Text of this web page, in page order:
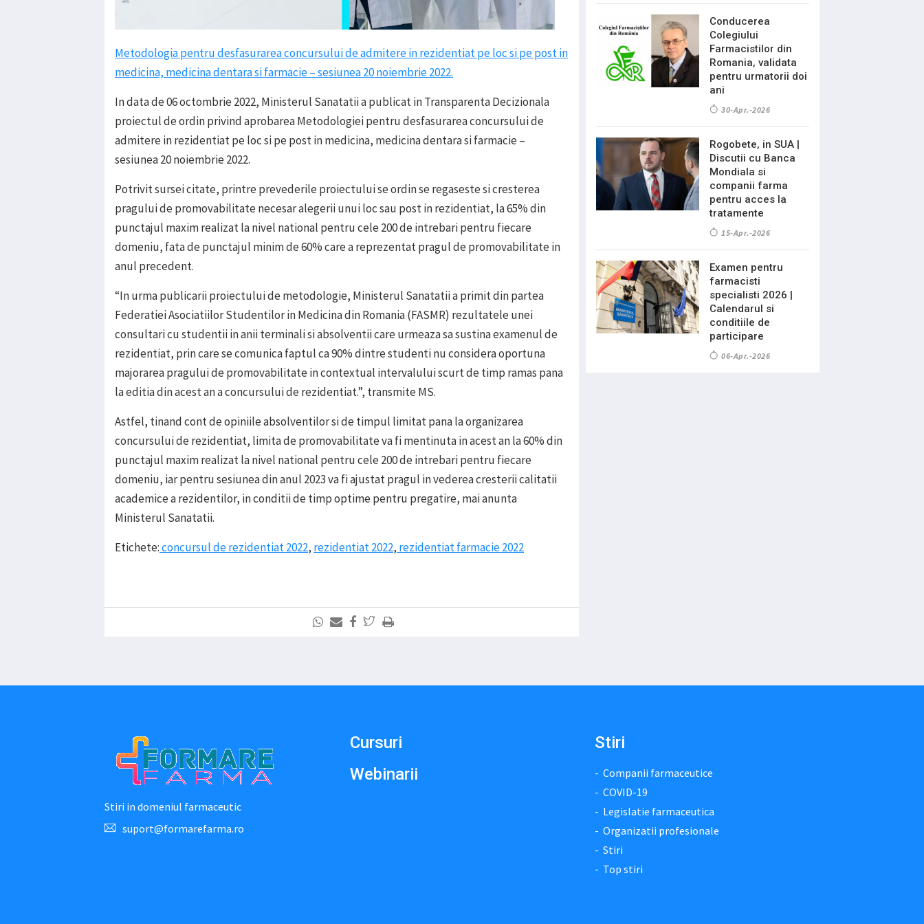
Metodologia pentru desfasurarea concursului de admitere in rezidentiat pe loc si pe post in
medicina, medicina dentara si farmacie – sesiunea 20 noiembrie 2022.
In data de 06 octombrie 2022, Ministerul Sanatatii a publicat in Transparenta Decizionala
proiectul de ordin privind aprobarea Metodologiei pentru desfasurarea concursului de
admitere in rezidentiat pe loc si pe post in medicina, medicina dentara si farmacie –
sesiunea 20 noiembrie 2022.
Potrivit sursei citate, printre prevederile proiectului se ordin se regaseste si cresterea
pragului de promovabilitate necesar alegerii unui loc sau post in rezidentiat, la 65% din
punctajul maxim realizat la nivel national pentru cele 200 de intrebari pentru fiecare
domeniu, fata de punctajul minim de 60% care a reprezentat pragul de promovabilitate in
anul precedent.
“In urma publicarii proiectului de metodologie, Ministerul Sanatatii a primit din partea
Federatiei Asociatiilor Studentilor in Medicina din Romania (FASMR) rezultatele unei
consultari cu studentii in anii terminali si absolventii care urmeaza sa sustina examenul de
rezidentiat, prin care se comunica faptul ca 90% dintre studenti nu considera oportuna
majorarea pragului de promovabilitate in contextual intervalului scurt de timp ramas pana
la editia din acest an a concursului de rezidentiat.”, transmite MS.
Astfel, tinand cont de opiniile absolventilor si de timpul limitat pana la organizarea
concursului de rezidentiat, limita de promovabilitate va fi mentinuta in acest an la 60% din
punctajul maxim realizat la nivel national pentru cele 200 de intrebari pentru fiecare
domeniu, iar pentru sesiunea din anul 2023 va fi ajustat pragul in vederea cresterii calitatii
academice a rezidentilor, in conditii de timp optime pentru pregatire, mai anunta
Ministerul Sanatatii.
Etichete:concursul de rezidentiat 2022, rezidentiat 2022, rezidentiat farmacie 2022
Conducerea
Colegiului
Farmacistilor din
Romania, validata
pentru urmatorii doi
ani
30-Apr.-2026
Rogobete, in SUA |
Discutii cu Banca
Mondiala si
companii farma
pentru acces la
tratamente
15-Apr.-2026
Examen pentru
farmacisti
specialisti 2026 |
Calendarul si
conditiile de
participare
06-Apr.-2026
Stiri in domeniul farmaceutic
suport@formarefarma.ro
Cursuri
Webinarii
Stiri
Companii farmaceutice
COVID-19
Legislatie farmaceutica
Organizatii profesionale
Stiri
Top stiri